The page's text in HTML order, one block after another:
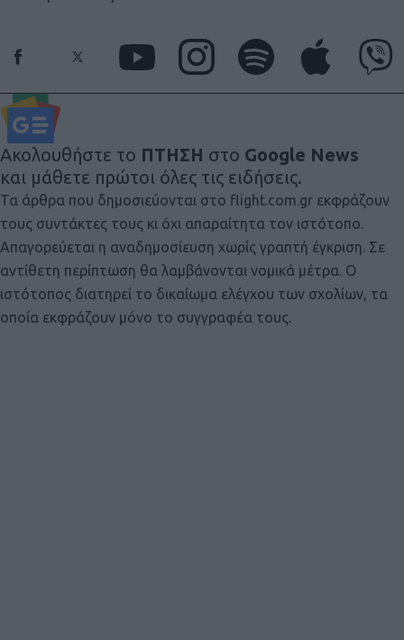
Ακολουθήστε το ΠΤΗΣΗ στο Google News
και μάθετε πρώτοι όλες τις ειδήσεις.
Τα άρθρα που δημοσιεύονται στο flight.com.gr εκφράζουν
τους συντάκτες τους κι όχι απαραίτητα τον ιστότοπο.
Απαγορεύεται η αναδημοσίευση χωρίς γραπτή έγκριση. Σε
αντίθετη περίπτωση θα λαμβάνονται νομικά μέτρα. Ο
ιστότοπος διατηρεί το δικαίωμα ελέγχου των σχολίων, τα
οποία εκφράζουν μόνο το συγγραφέα τους.